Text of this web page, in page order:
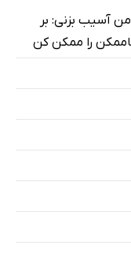
آسیب بزنی: بر
را ممکن کن